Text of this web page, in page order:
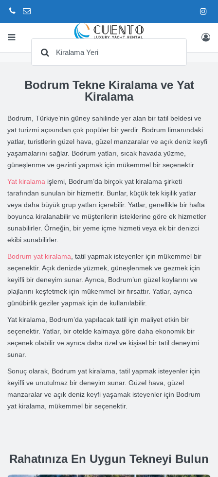
Bodrum Tekne Kiralama ve Yat
Kiralama
Bodrum, Türkiye’nin güney sahilinde yer alan bir tatil beldesi ve
yat turizmi açısından çok popüler bir yerdir. Bodrum limanındaki
yatlar, turistlerin güzel hava, güzel manzaralar ve açık deniz keyfi
yaşamalarını sağlar. Bodrum yatları, sıcak havada yüzme,
güneşlenme ve gezinti yapmak için mükemmel bir seçenektir.
Yat kiralama işlemi, Bodrum’da birçok yat kiralama şirketi
tarafından sunulan bir hizmettir. Bunlar, küçük tek kişilik yatlar
veya daha büyük grup yatları içerebilir. Yatlar, genellikle bir hafta
boyunca kiralanabilir ve müşterilerin isteklerine göre ek hizmetler
sunabilirler. Örneğin, bir yeme içme hizmeti veya ek bir denizci
ekibi sunabilirler.
Bodrum yat kiralama , tatil yapmak isteyenler için mükemmel bir
seçenektir. Açık denizde yüzmek, güneşlenmek ve gezmek için
keyifli bir deneyim sunar. Ayrıca, Bodrum’un güzel koylarını ve
plajlarını keşfetmek için mükemmel bir fırsattır. Yatlar, ayrıca
günübirlik geziler yapmak için de kullanılabilir.
Yat kiralama, Bodrum’da yapılacak tatil için maliyet etkin bir
seçenektir. Yatlar, bir otelde kalmaya göre daha ekonomik bir
seçenek olabilir ve ayrıca daha özel ve kişisel bir tatil deneyimi
sunar.
Sonuç olarak, Bodrum yat kiralama, tatil yapmak isteyenler için
keyifli ve unutulmaz bir deneyim sunar. Güzel hava, güzel
manzaralar ve açık deniz keyfi yaşamak isteyenler için Bodrum
yat kiralama, mükemmel bir seçenektir.
Rahatınıza En Uygun Tekneyi Bulun